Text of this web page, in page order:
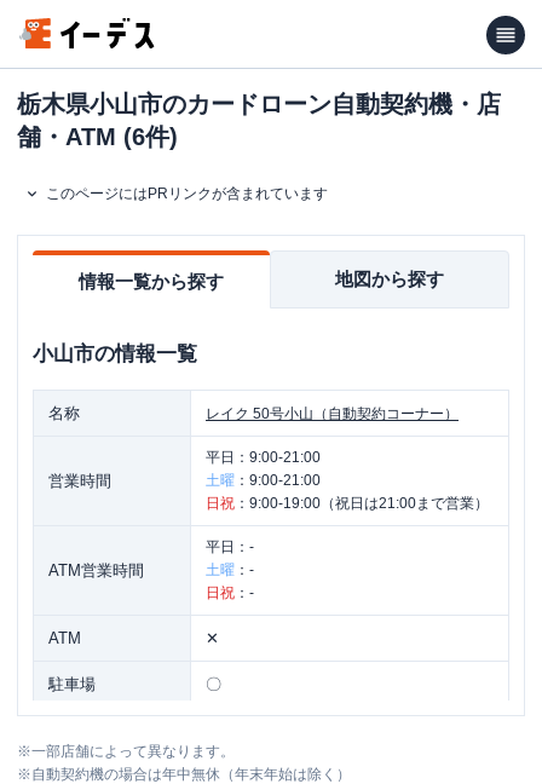
栃木県小山市のカードローン自動契約機・店
舗・ATM (6件)
このページにはPRリンクが含まれています
情報一覧から探す 地図から探す
小山市の情報一覧
名称 レイク 50号小山（自動契約コーナー）
営業時間
平日： 9:00-21:00
土曜 ： 9:00-21:00
日祝 ： 9:00-19:00（祝日は21:00まで営業）
ATM営業時間
平日： -
土曜 ： -
日祝 ： -
ATM ✕
駐車場 〇
※一部店舗によって異なります。
※自動契約機の場合は年中無休（年末年始は除く）